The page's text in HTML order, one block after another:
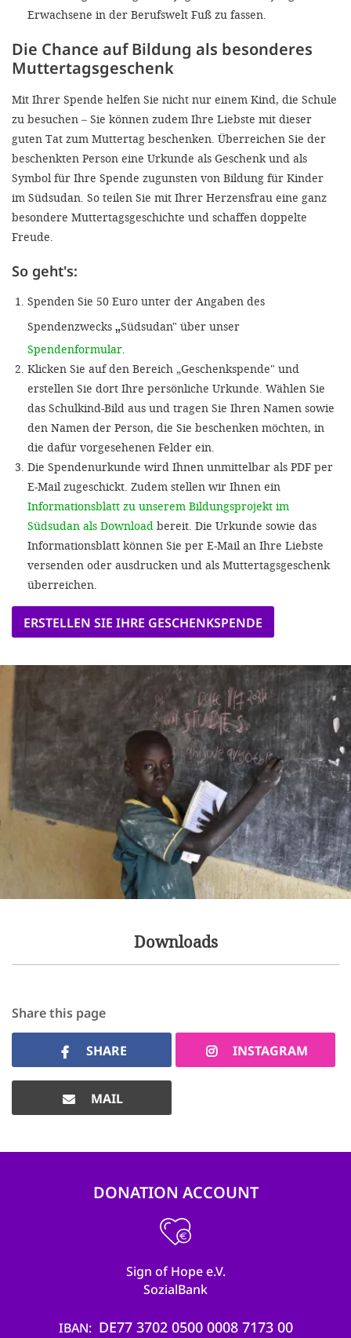
Erwachsene in der Berufswelt Fuß zu fassen.
Die Chance auf Bildung als besonderes
Muttertagsgeschenk
Mit Ihrer Spende helfen Sie nicht nur einem Kind, die Schule
zu besuchen – Sie können zudem Ihre Liebste mit dieser
guten Tat zum Muttertag beschenken. Überreichen Sie der
beschenkten Person eine Urkunde als Geschenk und als
Symbol für Ihre Spende zugunsten von Bildung für Kinder
im Südsudan. So teilen Sie mit Ihrer Herzensfrau eine ganz
besondere Muttertagsgeschichte und schaffen doppelte
Freude.
So geht's:
Spenden Sie 50 Euro unter der Angaben des
Spendenzwecks „Südsudan" über unser
Spendenformular
Klicken Sie auf den Bereich „Geschenkspende" und
erstellen Sie dort Ihre persönliche Urkunde. Wählen Sie
das Schulkind-Bild aus und tragen Sie Ihren Namen sowie
den Namen der Person, die Sie beschenken möchten, in
die dafür vorgesehenen Felder ein.
Die Spendenurkunde wird Ihnen unmittelbar als PDF per
E-Mail zugeschickt. Zudem stellen wir Ihnen ein
Informationsblatt zu unserem Bildungsprojekt im
Südsudan als Download bereit. Die Urkunde sowie das
Informationsblatt können Sie per E-Mail an Ihre Liebste
versenden oder ausdrucken und als Muttertagsgeschenk
überreichen.
ERSTELLEN SIE IHRE GESCHENKSPENDE
Downloads
Share this page
SHARE INSTAGRAM
MAIL
DONATION ACCOUNT
Sign of Hope e.V.
SozialBank
IBAN DE77 3702 0500 0008 7173 00